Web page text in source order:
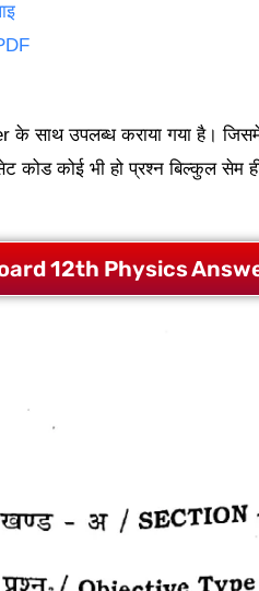
के साथ उपलब्ध कराया गया है।
कोई भी हो प्रश्न बिल्कुल सेम
12th Physics